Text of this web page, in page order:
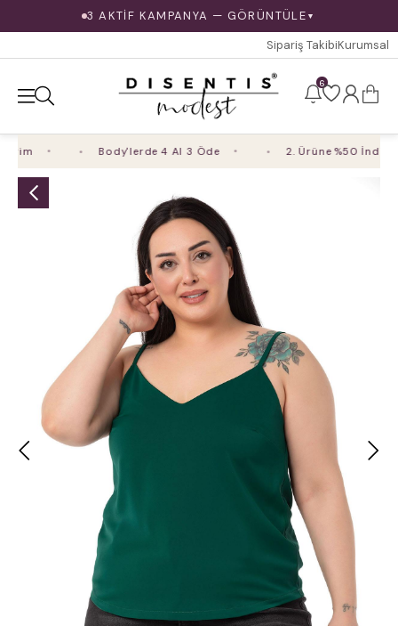
3 AKTİF KAMPANYA — GÖRÜNTÜLE ▼
Sipariş TakibiKurumsal
6
Body'lerde 4 Al 3 Öde 2. Ürüne %50 İndirim